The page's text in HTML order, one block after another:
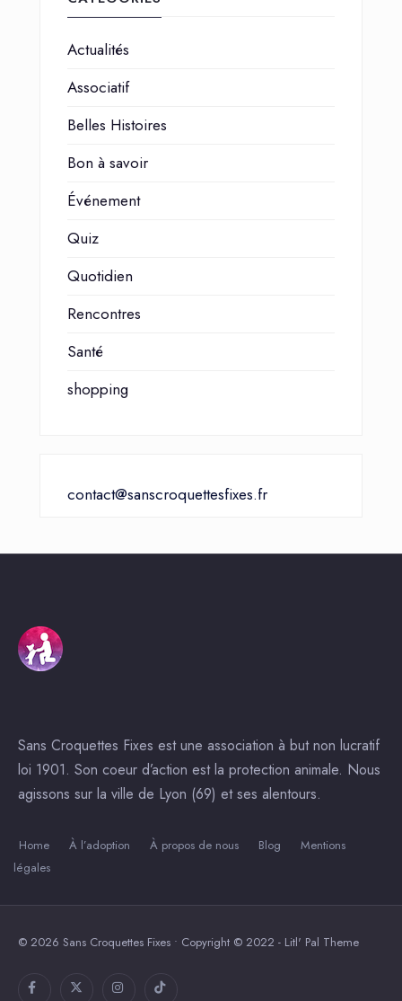
Actualités
Associatif
Belles Histoires
Bon à savoir
Événement
Quiz
Quotidien
Rencontres
Santé
shopping
contact@sanscroquettesfixes.fr
Sans Croquettes Fixes est une association à but non lucratif
loi 1901. Son coeur d’action est la protection animale. Nous
agissons sur la ville de Lyon (69) et ses alentours.
Home À l’adoption À propos de nous Blog
Mentions
légales
© 2026 Sans Croquettes Fixes • Copyright © 2022 - Litl' Pal Theme